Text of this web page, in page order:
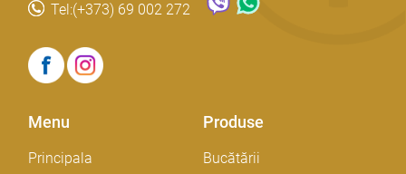
Tel:(+373) 69 002 272
Menu
Principala
Produse
Bucătării